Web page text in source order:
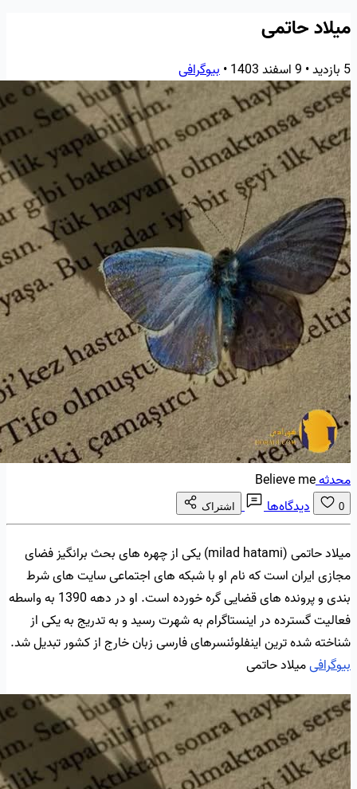
میلاد حاتمی
5 بازدید • 9 اسفند 1403 •بیوگرافی
محدثهBelieve me
0 دیدگاه‌ها اشتراک
میلاد حاتمی (milad hatami) یکی از چهره های بحث برانگیز فضای
مجازی ایران است که نام او با شبکه های اجتماعی سایت های شرط
بندی و پرونده های قضایی گره خورده است. او در دهه 1390 به واسطه
فعالیت گسترده در اینستاگرام به شهرت رسید و به تدریج به یکی از
شناخته شده ترین اینفلوئنسرهای فارسی زبان خارج از کشور تبدیل شد.
بیوگرافیمیلاد حاتمی